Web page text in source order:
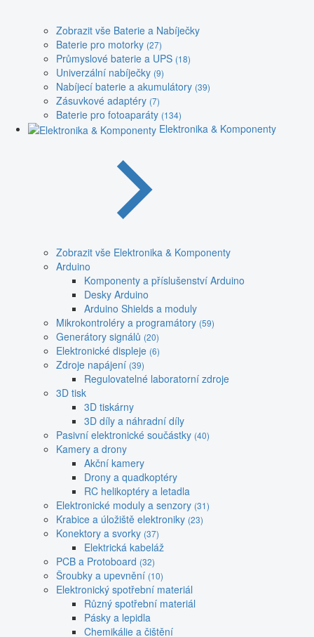
Zobrazit vše Baterie a Nabíječky
Baterie pro motorky (27)
Průmyslové baterie a UPS (18)
Univerzální nabíječky (9)
Nabíjecí baterie a akumulátory (39)
Zásuvkové adaptéry (7)
Baterie pro fotoaparáty (134)
Elektronika & Komponenty
Zobrazit vše Elektronika & Komponenty
Arduino
Komponenty a příslušenství Arduino
Desky Arduino
Arduino Shields a moduly
Mikrokontroléry a programátory (59)
Generátory signálů (20)
Elektronické displeje (6)
Zdroje napájení (39)
Regulovatelné laboratorní zdroje
3D tisk
3D tiskárny
3D díly a náhradní díly
Pasivní elektronické součástky (40)
Kamery a drony
Akční kamery
Drony a quadkoptéry
RC helikoptéry a letadla
Elektronické moduly a senzory (31)
Krabice a úložiště elektroniky (23)
Konektory a svorky (37)
Elektrická kabeláž
PCB a Protoboard (32)
Šroubky a upevnění (10)
Elektronický spotřební materiál
Různý spotřební materiál
Pásky a lepidla
Chemikálie a čištění